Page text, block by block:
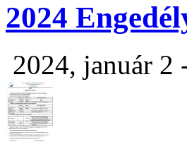
2024
2024, január 2